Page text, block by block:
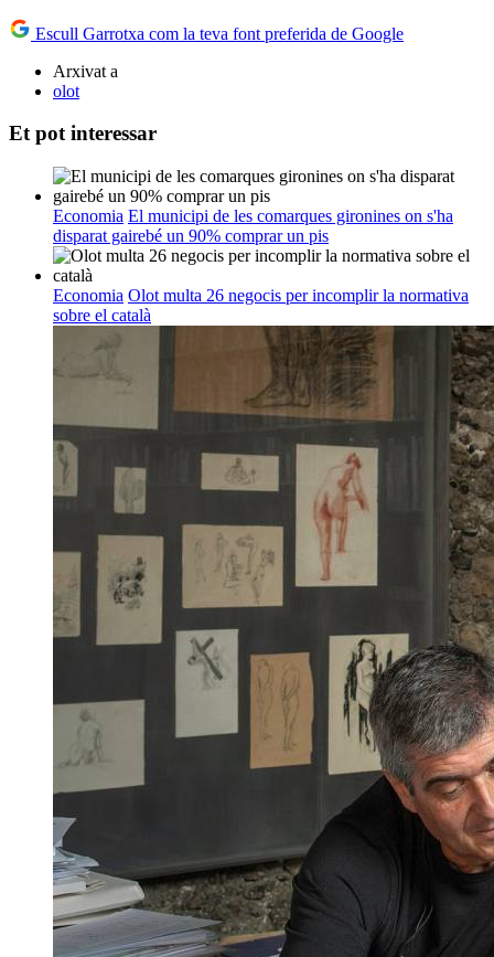
Escull Garrotxa com la teva font preferida de Google
Arxivat a
olot
Et pot interessar
Economia El municipi de les comarques gironines on s'ha
disparat gairebé un 90% comprar un pis
Economia Olot multa 26 negocis per incomplir la normativa
sobre el català